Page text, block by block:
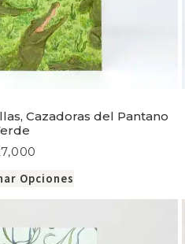
Cazadoras del Pantano
Opciones